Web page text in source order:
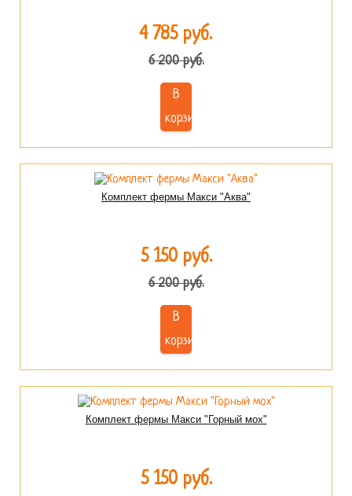
4 785 руб.
6 200 руб.
В
корзину
Комплект фермы Макси "Аква"
5 150 руб.
6 200 руб.
В
корзину
Комплект фермы Макси "Горный мох"
5 150 руб.